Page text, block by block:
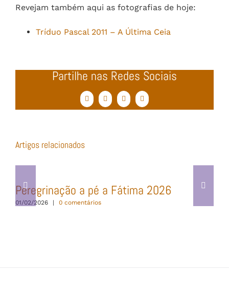
Revejam também aqui as fotografias de hoje:
Tríduo Pascal 2011 – A Última Ceia
Partilhe nas Redes Sociais
FacebookTwitterWhatsApp
Email
(necessário
Artigos relacionados
Peregrinação a pé a Fátima 2026
01/02/2026 | 0 comentários